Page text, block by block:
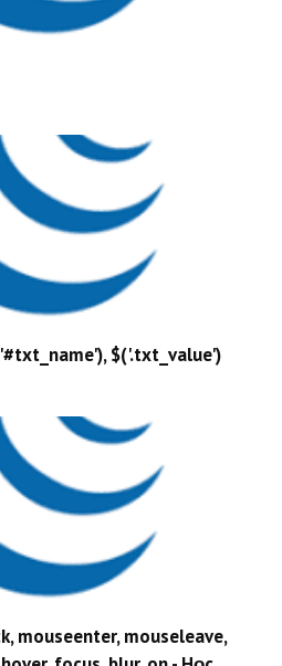
$('.txt_value')
mouseenter, mouseleave,